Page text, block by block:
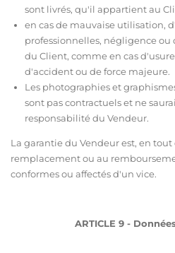
sont livrés, qu'il appartient au
en cas de mauvaise utilisation,
professionnelles, négligence
du Client, comme en cas
d'accident ou de force majeure.
Les photographies et
sont pas contractuels et ne
responsabilité du Vendeur.
La garantie du Vendeur est, en
remplacement ou au
conformes ou affectés d'un vice.
ARTICLE 9 -